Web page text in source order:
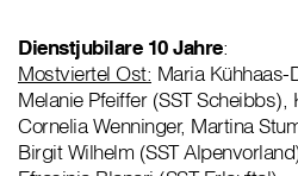
Dienstjubilare 10 Jahre:
Mostviertel Ost: Maria
Melanie Pfeiffer (SST Scheibbs),
Cornelia Wenninger, Martina
Birgit Wilhelm (SST